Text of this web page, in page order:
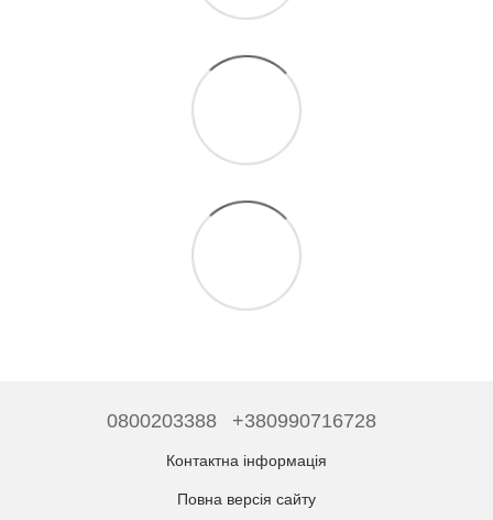
0800203388 +380990716728
Контактна інформація
Повна версія сайту